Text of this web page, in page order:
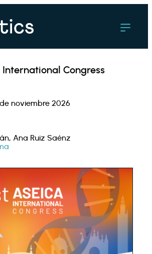
International Congress
noviembre 2026
Ana Ruiz Saénz